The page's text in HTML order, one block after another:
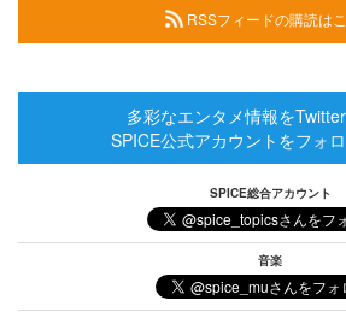
RSSフィードの購読は
多彩なエンタメ情報を
SPICE公式アカウントをフォ
SPICE総合アカウント
音楽